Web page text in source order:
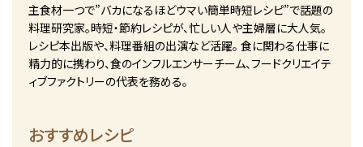
主食材一つで”バカになるほどウマい簡単時短レシピ”で話題の
料理研究家。時短・節約レシピが、忙しい人や主婦層に大人気。
レシピ本出版や、料理番組の出演など活躍。 食に関わる仕事に
精力的に携わり、食のインフルエンサーチーム、フードクリエイテ
ィブファクトリーの代表を務める。
おすすめレシピ